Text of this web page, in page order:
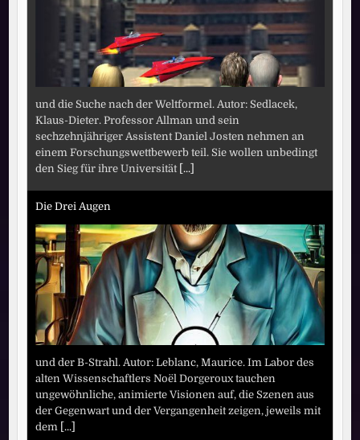
und die Suche nach der Weltformel. Autor: Sedlacek,
Klaus-Dieter. Professor Allman und sein
sechzehnjähriger Assistent Daniel Josten nehmen an
einem Forschungswettbewerb teil. Sie wollen unbedingt
den Sieg für ihre Universität [...]
Die Drei Augen
und der B-Strahl. Autor: Leblanc, Maurice. Im Labor des
alten Wissenschaftlers Noël Dorgeroux tauchen
ungewöhnliche, animierte Visionen auf, die Szenen aus
der Gegenwart und der Vergangenheit zeigen, jeweils mit
dem [...]